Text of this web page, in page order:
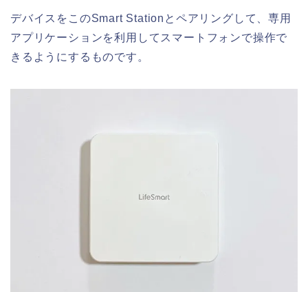
デバイスをこのSmart Stationとペアリングして、専用
アプリケーションを利用してスマートフォンで操作で
きるようにするものです。